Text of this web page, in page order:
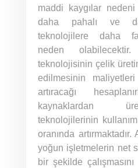
maddi kaygılar nedeni
daha pahalı ve
teknolojilere daha
neden
teknolojisinin çelik
edilmesinin
artıracağı
kaynaklardan
teknolojilerinin
oranında
yoğun işletmelerin net
bir şekilde